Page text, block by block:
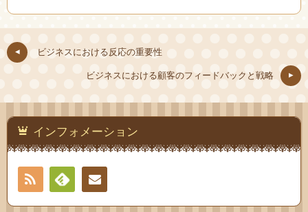
ビジネスにおける反応の重要性
ビジネスにおける顧客のフィードバックと戦略
インフォメーション
RSS
Feedlyお問